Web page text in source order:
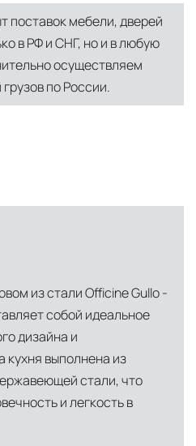
поставок мебели, дверей
в РФ и СНГ, но и в любую
осуществляем
по России.
из стали Officine Gullo -
собой идеальное
дизайна и
кухня выполнена из
стали, что
и легкость в